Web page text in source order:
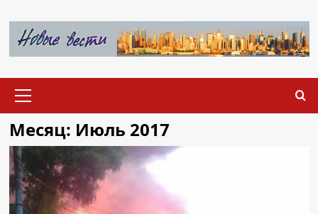
содержимому
меню
Месяц: Июль 2017